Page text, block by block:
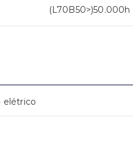
(L70B50>)50.000h
elétrico